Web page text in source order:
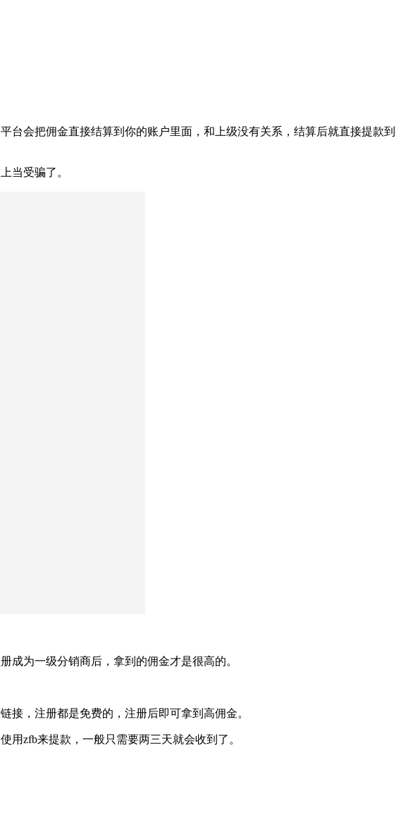
会把佣金直接结算到你的账户里面，和上级没有关系，结算后就直接提款到
当受骗了。
成为一级分销商后，拿到的佣金才是很高的。
接，注册都是免费的，注册后即可拿到高佣金。
zfb来提款，一般只需要两三天就会收到了。